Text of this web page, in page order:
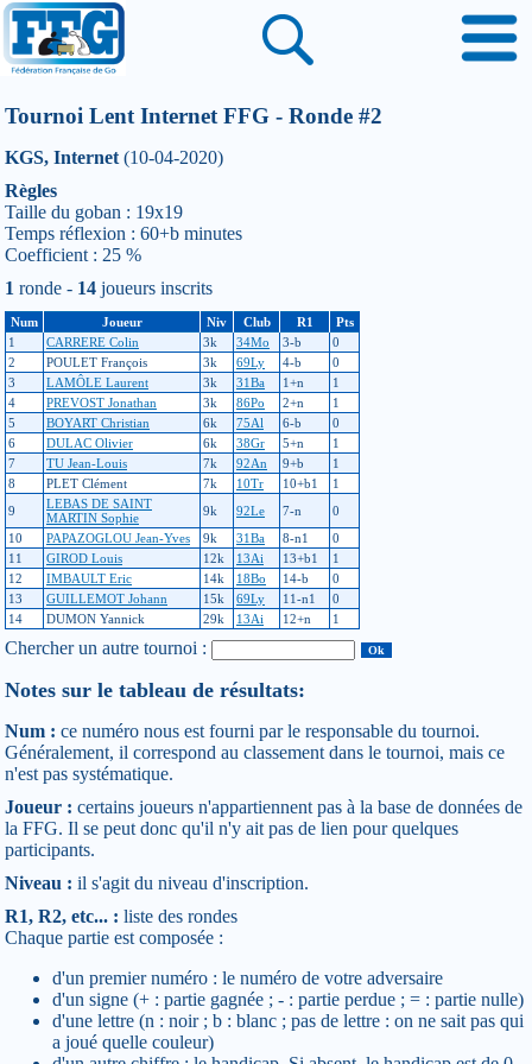
Tournoi Lent Internet FFG - Ronde #2
KGS, Internet (10-04-2020)
Règles
Taille du goban : 19x19
Temps réflexion : 60+b minutes
Coefficient : 25 %
1 ronde - 14 joueurs inscrits
Num Joueur Niv Club R1
Pts
1
CARRERE Colin 3k 34Mo 3-b
0
2
POULET François 3k 69Ly 4-b
0
3
LAMÔLE Laurent 3k 31Ba 1+n
1
4
PREVOST Jonathan 3k 86Po 2+n
1
5
BOYART Christian 6k 75Al 6-b
0
6
DULAC Olivier 6k 38Gr 5+n
1
7
TU Jean-Louis 7k 92An 9+b
1
8
PLET Clément 7k 10Tr 10+b1
1
9
LEBAS DE SAINT
MARTIN Sophie
9k 92Le 7-n
0
10
PAPAZOGLOU Jean-Yves 9k 31Ba 8-n1
0
11
GIROD Louis 12k 13Ai 13+b1
1
12
IMBAULT Eric 14k 18Bo 14-b
0
13
GUILLEMOT Johann 15k 69Ly 11-n1
0
14
DUMON Yannick 29k 13Ai 12+n 1
Chercher un autre tournoi :
Notes sur le tableau de résultats:
Num : ce numéro nous est fourni par le responsable du tournoi.
Généralement, il correspond au classement dans le tournoi, mais ce
n'est pas systématique.
Joueur : certains joueurs n'appartiennent pas à la base de données de
la FFG. Il se peut donc qu'il n'y ait pas de lien pour quelques
participants.
Niveau : il s'agit du niveau d'inscription.
R1, R2, etc... : liste des rondes
Chaque partie est composée :
d'un premier numéro : le numéro de votre adversaire
d'un signe (+ : partie gagnée ; - : partie perdue ; = : partie nulle)
d'une lettre (n : noir ; b : blanc ; pas de lettre : on ne sait pas qui
a joué quelle couleur)